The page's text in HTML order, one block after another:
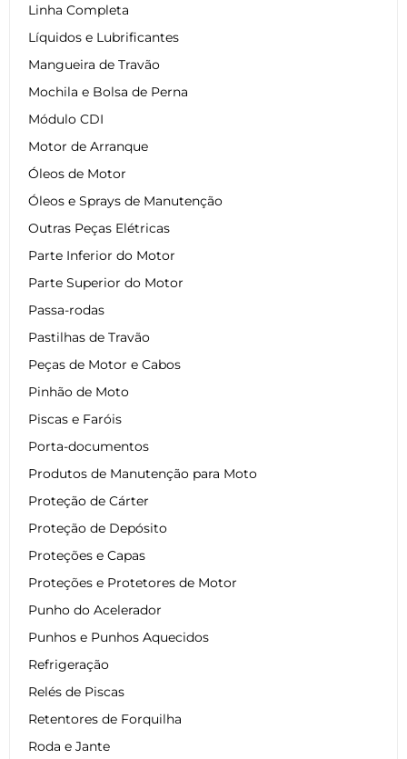
Linha Completa
Líquidos e Lubrificantes
Mangueira de Travão
Mochila e Bolsa de Perna
Módulo CDI
Motor de Arranque
Óleos de Motor
Óleos e Sprays de Manutenção
Outras Peças Elétricas
Parte Inferior do Motor
Parte Superior do Motor
Passa-rodas
Pastilhas de Travão
Peças de Motor e Cabos
Pinhão de Moto
Piscas e Faróis
Porta-documentos
Produtos de Manutenção para Moto
Proteção de Cárter
Proteção de Depósito
Proteções e Capas
Proteções e Protetores de Motor
Punho do Acelerador
Punhos e Punhos Aquecidos
Refrigeração
Relés de Piscas
Retentores de Forquilha
Roda e Jante